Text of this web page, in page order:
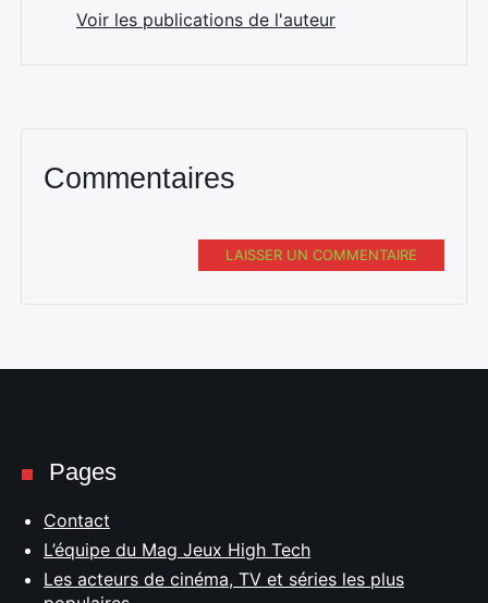
Voir les publications de l'auteur
Commentaires
LAISSER UN COMMENTAIRE
Pages
Contact
L’équipe du Mag Jeux High Tech
Les acteurs de cinéma, TV et séries les plus